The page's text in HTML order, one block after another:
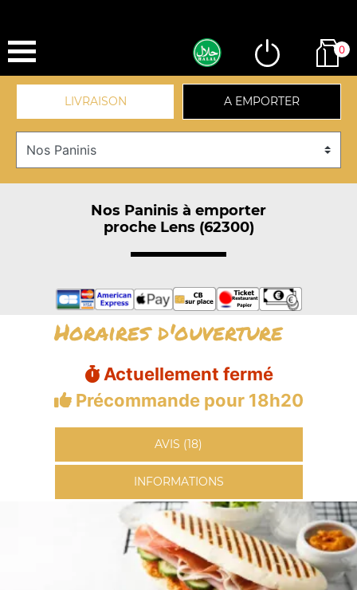
0
LIVRAISON A EMPORTER
Nos Paninis à emporter
proche Lens (62300)
Horaires d'ouverture
Actuellement fermé
Précommande pour 18h20
AVIS (18)
INFORMATIONS